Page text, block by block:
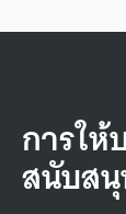
การให้
สนับส